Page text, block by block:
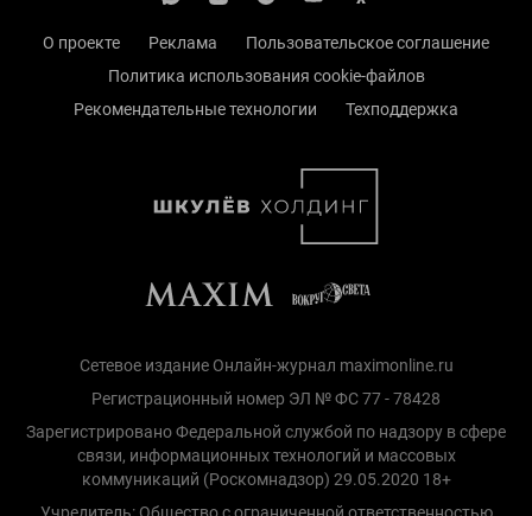
О проекте Реклама
Пользовательское соглашение
Политика использования cookie-файлов
Рекомендательные технологии
Техподдержка
Сетевое издание Онлайн-журнал maximonline.ru
Регистрационный номер ЭЛ № ФС 77 - 78428
Зарегистрировано Федеральной службой по надзору в сфере
связи, информационных технологий и массовых
коммуникаций (Роскомнадзор) 29.05.2020 18+